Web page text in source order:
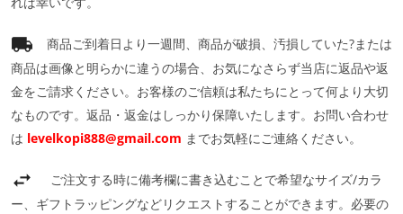
商品ご到着日より一週間、商品が破損、汚損していた?または
商品は画像と明らかに違うの場合、お気になさらず当店に返品や返
金をご請求ください。お客様のご信頼は私たちにとって何より大切
なものです。返品・返金はしっかり保障いたします。お問い合わせ
は levelkopi888@gmail.com までお気軽にご連絡ください。
ご注文する時に備考欄に書き込むことで希望なサイズ/カラ
ー、ギフトラッピングなどリクエストすることができます。必要の